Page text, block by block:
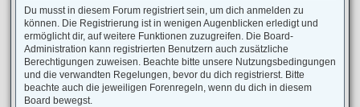
Du musst in diesem Forum registriert sein, um dich anmelden zu
können. Die Registrierung ist in wenigen Augenblicken erledigt und
ermöglicht dir, auf weitere Funktionen zuzugreifen. Die Board-
Administration kann registrierten Benutzern auch zusätzliche
Berechtigungen zuweisen. Beachte bitte unsere Nutzungsbedingungen
und die verwandten Regelungen, bevor du dich registrierst. Bitte
beachte auch die jeweiligen Forenregeln, wenn du dich in diesem
Board bewegst.